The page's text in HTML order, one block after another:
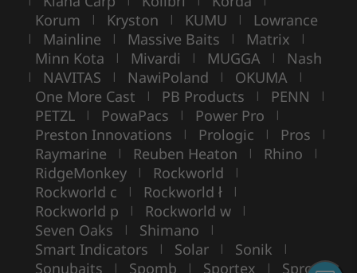
Korum | Kryston | KUMU | Lowrance
| Mainline | Massive Baits | Matrix |
Minn Kota | Mivardi | MUGGA | Nash
| NAVITAS | NawiPoland | OKUMA |
One More Cast | PB Products | PENN |
PETZL | PowaPacs | Power Pro |
Preston Innovations | Prologic | Pros |
Raymarine | Reuben Heaton | Rhino |
RidgeMonkey | Rockworld |
Rockworld c | Rockworld ł |
Rockworld p | Rockworld w |
Seven Oaks | Shimano |
Smart Indicators | Solar | Sonik |
Sonubaits | Spomb | Sportex | Spro |